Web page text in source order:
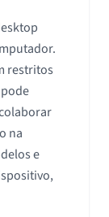
restritos
na
e